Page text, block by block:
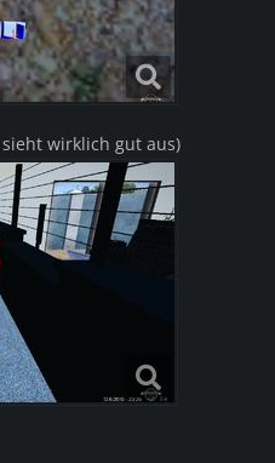
wirklich gut aus)